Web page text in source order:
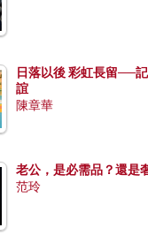
日落以後 彩虹長留──
誼
陳章華
老公，是必需品？還是
范玲